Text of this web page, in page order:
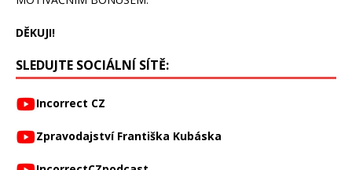
DĚKUJI!
SLEDUJTE SOCIÁLNÍ SÍTĚ:
Incorrect CZ
Zpravodajství Františka Kubáska